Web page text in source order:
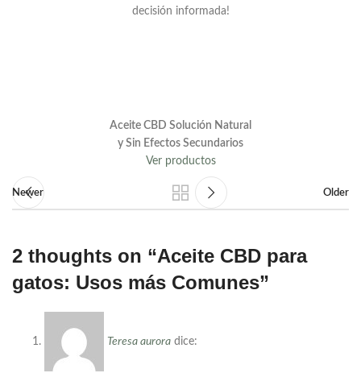
decisión informada!
Aceite CBD Solución Natural
y Sin Efectos Secundarios
Ver productos
Newer Older
2 thoughts on “Aceite CBD para
gatos: Usos más Comunes”
Teresa aurora dice: